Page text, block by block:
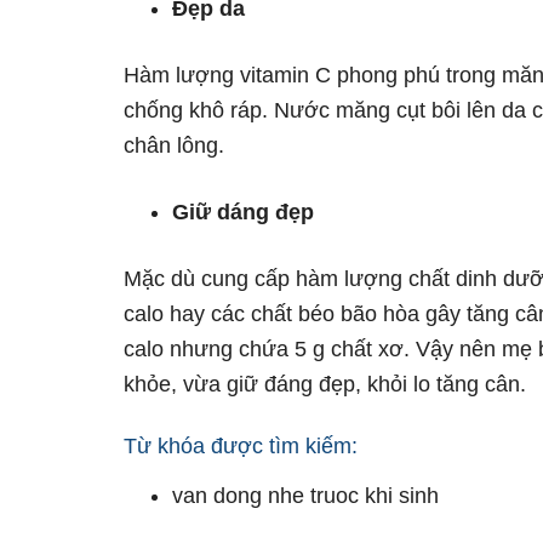
Đẹp da
Hàm lượng vitamin C phong phú trong
chống khô ráp. Nước măng cụt bôi lên da
chân lông.
Giữ dáng đẹp
Mặc dù cung cấp hàm lượng chất dinh
calo hay các chất béo bão hòa gây tăng
calo nhưng chứa 5 g chất xơ. Vậy nên
khỏe, vừa giữ đáng đẹp, khỏi lo tăng cân.
Từ khóa được tìm kiếm:
van dong nhe truoc khi sinh